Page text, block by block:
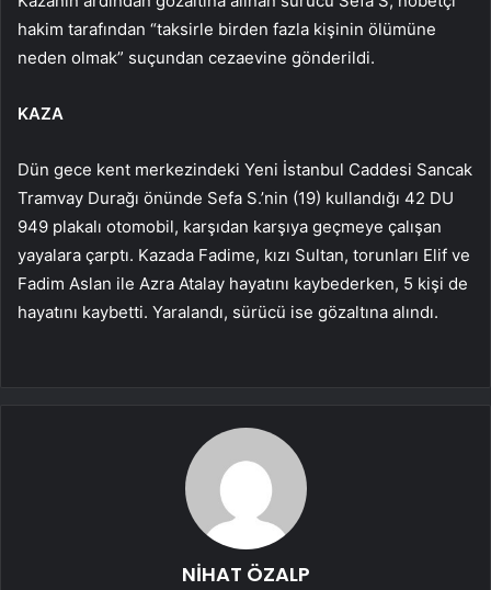
hakim tarafından “taksirle birden fazla kişinin ölümüne
neden olmak” suçundan cezaevine gönderildi.
KAZA
Dün gece kent merkezindeki Yeni İstanbul Caddesi Sancak
Tramvay Durağı önünde Sefa S.’nin (19) kullandığı 42 DU
949 plakalı otomobil, karşıdan karşıya geçmeye çalışan
yayalara çarptı. Kazada Fadime, kızı Sultan, torunları Elif ve
Fadim Aslan ile Azra Atalay hayatını kaybederken, 5 kişi de
hayatını kaybetti. Yaralandı, sürücü ise gözaltına alındı.
NİHAT ÖZALP